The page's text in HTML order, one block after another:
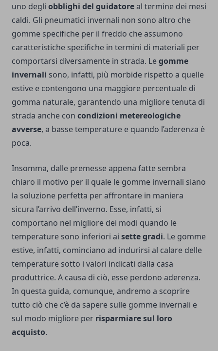
uno degli obblighi del guidatoreal termine dei mesi
caldi. Gli pneumatici invernali non sono altro che
gomme specifiche per il freddo che assumono
caratteristiche specifiche in termini di materiali per
comportarsi diversamente in strada. Legomme
invernali sono, infatti, più morbide rispetto a quelle
estive e contengono una maggiore percentuale di
gomma naturale, garantendo una migliore tenuta di
strada anche con condizioni metereologiche
avverse, a basse temperature e quando l’aderenza è
poca.
Insomma, dalle premesse appena fatte sembra
chiaro il motivo per il quale le gomme invernali siano
la soluzione perfetta per affrontare in maniera
sicura l’arrivo dell’inverno. Esse, infatti, si
comportano nel migliore dei modi quando le
temperature sono inferiori ai sette gradi. Le gomme
estive, infatti, cominciano ad indurirsi al calare delle
temperature sotto i valori indicati dalla casa
produttrice. A causa di ciò, esse perdono aderenza.
In questa guida, comunque, andremo a scoprire
tutto ciò che c’è da sapere sulle gomme invernali e
sul modo migliore per risparmiare sul loro
acquisto.